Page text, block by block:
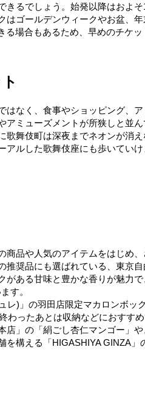
るでしょう。始発以降はおよ
ゴールデンウィークやお盆、
場合もあるため、早めのチケッ
なく、食事やショッピング、
ミューズメントが所狭しと並ん
舞伎町は深夜までネオンが消
アルした歌舞伎座にも歩いてい
品や人気のアイテムをはじめ
推奨品にも選ばれている、東京
がある甘味と豊かな香りが魅力
す。
レ)」の羽田店限定マカロンボ
わったあとは収納などにおすす
店」の「絹ごし杏仁マンゴー」
を構える「HIGASHIYA GINZA